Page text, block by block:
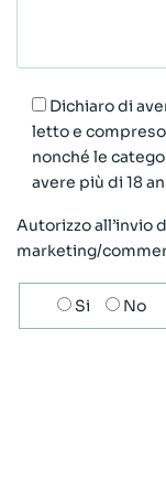
Dichiaro di
letto e
nonché le
avere più di 18
Autorizzo all’invio
marketing/
Scelta
invio
Si No